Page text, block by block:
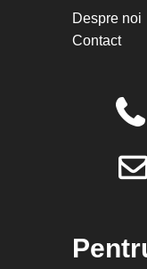
Despre noi
Contact